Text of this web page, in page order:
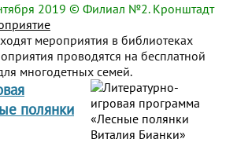
2019 © Филиал №2. Кронштадт
мероприятия в библиотеках
проводятся на бесплатной
многодетных семей.
полянки